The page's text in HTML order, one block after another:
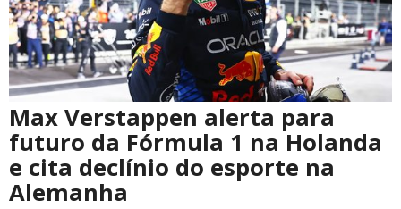
Max Verstappen alerta para
futuro da Fórmula 1 na Holanda
e cita declínio do esporte na
Alemanha